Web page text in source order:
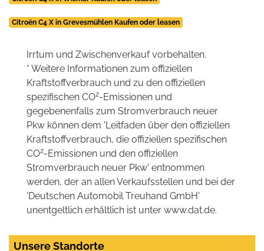
Citroën C4 X in Grevesmühlen Kaufen oder leasen
Irrtum und Zwischenverkauf vorbehalten.
* Weitere Informationen zum offiziellen
Kraftstoffverbrauch und zu den offiziellen
spezifischen CO2-Emissionen und
gegebenenfalls zum Stromverbrauch neuer
Pkw können dem 'Leitfaden über den offiziellen
Kraftstoffverbrauch, die offiziellen spezifischen
CO2-Emissionen und den offiziellen
Stromverbrauch neuer Pkw' entnommen
werden, der an allen Verkaufsstellen und bei der
'Deutschen Automobil Treuhand GmbH'
unentgeltlich erhältlich ist unter www.dat.de.
Unsere Standorte